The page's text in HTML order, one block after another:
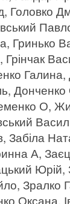
Головко
Гринько
Грінчак
Галина,
О,
Забіла
А,
Зралко
Оксана,